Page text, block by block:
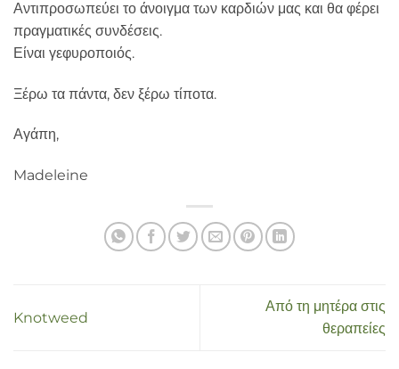
Αντιπροσωπεύει το άνοιγμα των καρδιών μας και θα φέρει
πραγματικές συνδέσεις.
Είναι γεφυροποιός.
Ξέρω τα πάντα, δεν ξέρω τίποτα.
Αγάπη,
Madeleine
Knotweed
Από τη μητέρα στις
θεραπείες